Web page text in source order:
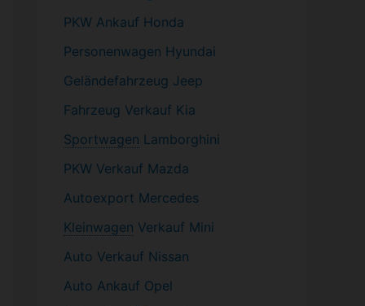
PKW Ankauf Honda
Personenwagen Hyundai
Geländefahrzeug Jeep
Fahrzeug Verkauf Kia
Sportwagen Lamborghini
PKW Verkauf Mazda
Autoexport Mercedes
Kleinwagen Verkauf Mini
Auto Verkauf Nissan
Auto Ankauf Opel